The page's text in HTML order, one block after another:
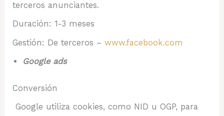
terceros anunciantes.
Duración: 1-3 meses
Gestión: De terceros –www.facebook.com
Google ads
Conversión
Google utiliza cookies, como NID u OGP, para